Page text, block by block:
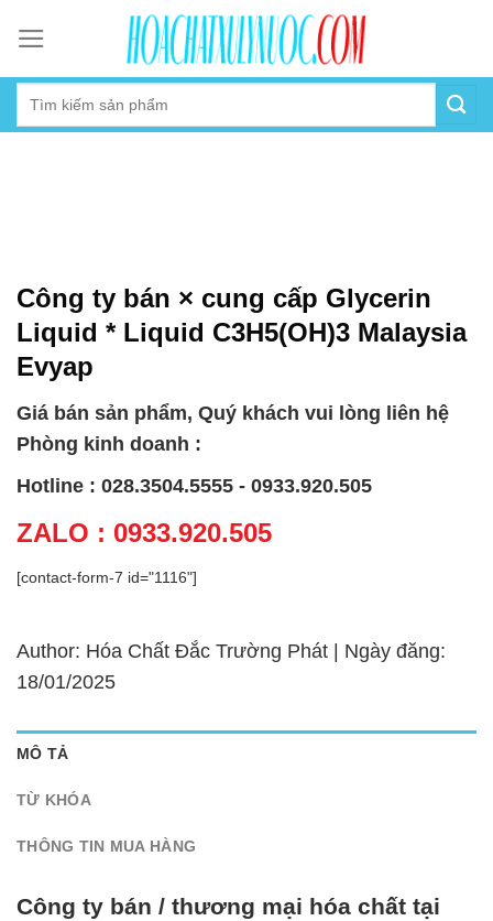
content
Công ty bán × cung cấp Glycerin
Liquid * Liquid C3H5(OH)3 Malaysia
Evyap
Giá bán sản phẩm, Quý khách vui lòng liên hệ
Phòng kinh doanh :
Hotline : 028.3504.5555 - 0933.920.505
ZALO : 0933.920.505
[contact-form-7 id="1116"]
Author: Hóa Chất Đắc Trường Phát | Ngày đăng:
18/01/2025
MÔ TẢ
TỪ KHÓA
THÔNG TIN MUA HÀNG
Công ty bán / thương mại hóa chất tại